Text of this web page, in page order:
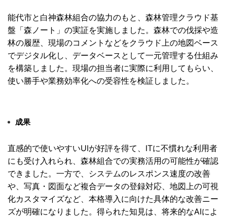
能代市と白神森林組合の協力のもと、 森林管理クラウド基
盤「森ノート」の実証を実施しました。 森林での伐採や造
林の履歴、 現場のコメントなどをクラウド上の地図ベース
でデジタル化し、 データベースとして一元管理する仕組み
を構築しました。 現場の担当者に実際に利用してもらい、
使い勝手や業務効率化への受容性を検証しました。
成果
直感的で使いやすいUIが好評を得て、 ITに不慣れな利用者
にも受け入れられ、 森林組合での実務活用の可能性が確認
できました。一方で、 システムのレスポンス速度の改善
や、写真・ 図面など複合データの登録対応、 地図上の可視
化カスタマイズなど、 本格導入に向けた具体的な改善ニー
ズが明確になりました。 得られた知見は、 将来的なAIによ